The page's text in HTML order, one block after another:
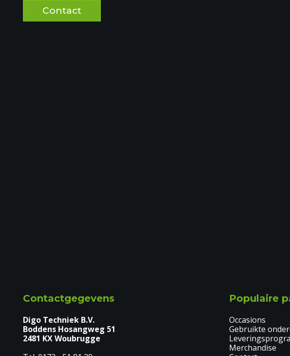
Contact
Contactgegevens
Digo Techniek B.V.
Boddens Hosangweg 51
2481 KX Woubrugge
Populaire
Occasions
Gebruikte
Merchandise